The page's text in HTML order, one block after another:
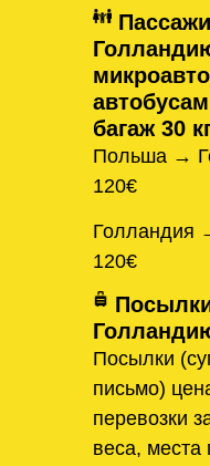
багаж 30
Польша →
120€
Голландия
120€
Посылки
письмо)
перевозки
веса, места